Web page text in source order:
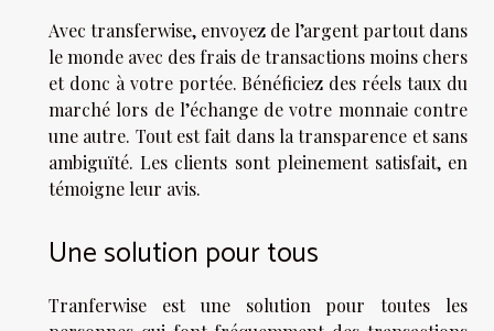
Avec transferwise, envoyez de l’argent partout dans
le monde avec des frais de transactions moins chers
et donc à votre portée. Bénéficiez des réels taux du
marché lors de l’échange de votre monnaie contre
une autre. Tout est fait dans la transparence et sans
ambiguïté. Les clients sont pleinement satisfait, en
témoigne leur avis.
Une solution pour tous
Tranferwise est une solution pour toutes les